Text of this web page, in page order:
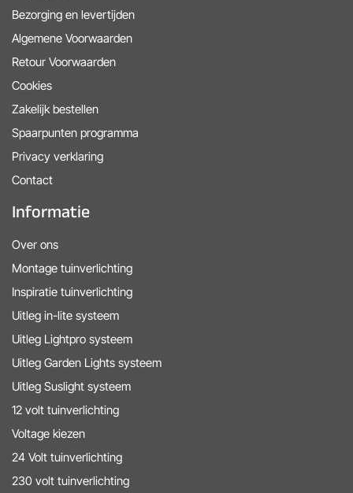
Bezorging en levertijden
Algemene Voorwaarden
Retour Voorwaarden
Cookies
Zakelijk bestellen
Spaarpunten programma
Privacy verklaring
Contact
Informatie
Over ons
Montage tuinverlichting
Inspiratie tuinverlichting
Uitleg in-lite systeem
Uitleg Lightpro systeem
Uitleg Garden Lights systeem
Uitleg Suslight systeem
12 volt tuinverlichting
Voltage kiezen
24 Volt tuinverlichting
230 volt tuinverlichting